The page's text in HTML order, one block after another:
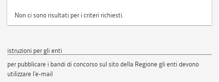
Non ci sono risultati per i criteri richiesti.
istruzioni per gli enti
per pubblicare i bandi di concorso sul sito della Regione gli enti devono
utilizzare l'e-mail